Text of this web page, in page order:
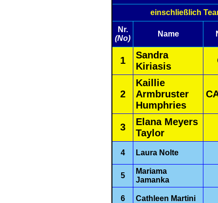
einschließlich
Nr.
(No)
Name
1
Sandra
Kiriasis
2
Kaillie
Armbruster
Humphries
3
Elana Meyers
Taylor
4 Laura Nolte
5
Mariama
Jamanka
6 Cathleen Martini